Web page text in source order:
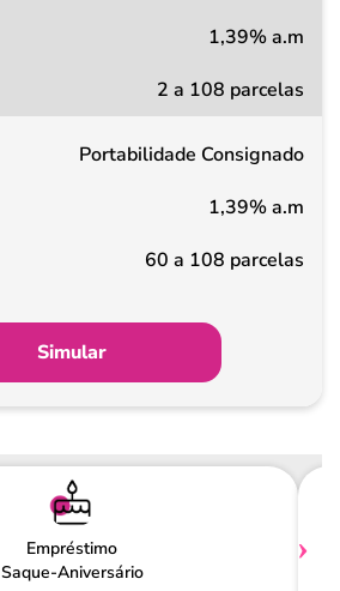
1,39% a.m
2 a 108 parcelas
Portabilidade Consignado
1,39% a.m
60 a 108 parcelas
Simular
Empréstimo
Saque-Aniversário